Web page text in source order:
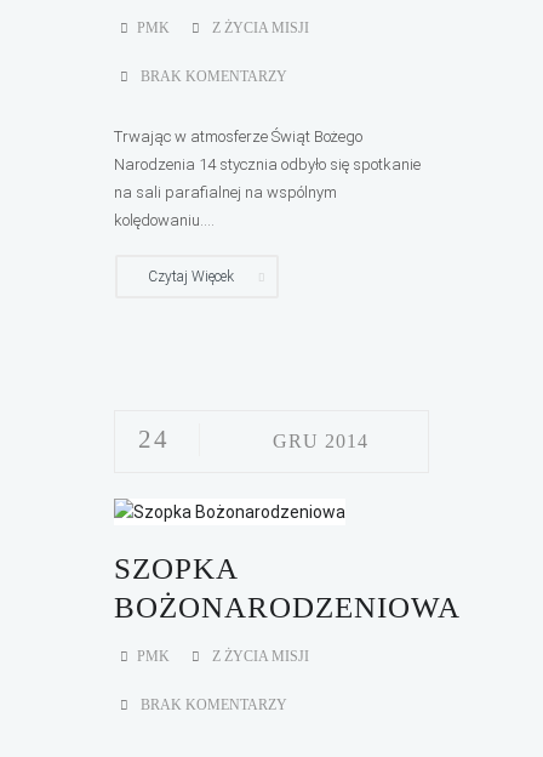
PMK Z ŻYCIA MISJI
BRAK KOMENTARZY
Trwając w atmosferze Świąt Bożego
Narodzenia 14 stycznia odbyło się spotkanie
na sali parafialnej na wspólnym
kolędowaniu....
Czytaj Więcek
24 GRU 2014
SZOPKA
BOŻONARODZENIOWA
PMK Z ŻYCIA MISJI
BRAK KOMENTARZY